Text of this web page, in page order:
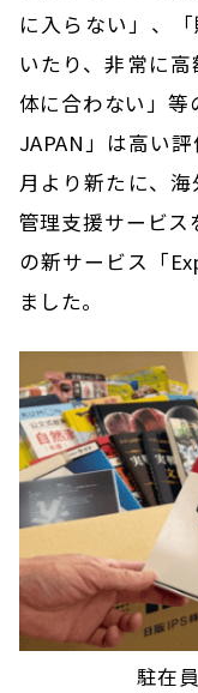
に入らない」、
いたり、非常に
体に合わない」等
JAPAN」は高い
月より新たに、
管理支援サービ
の新サービス「
ました。
駐在